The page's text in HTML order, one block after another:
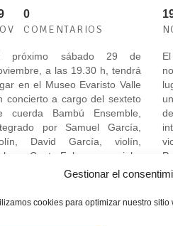
Gestionar el
cookies para optimizar nuestro sitio
0
COMENTARIOS
próximo sábado 29 de
a las 19.30 h, tendrá
en el Museo Evaristo Valle
concierto a cargo del sexteto
cuerda Bambú Ensemble,
por Samuel García,
David García, violín,
Cueto-Felgueroso, viola,
Espinosa, viola,